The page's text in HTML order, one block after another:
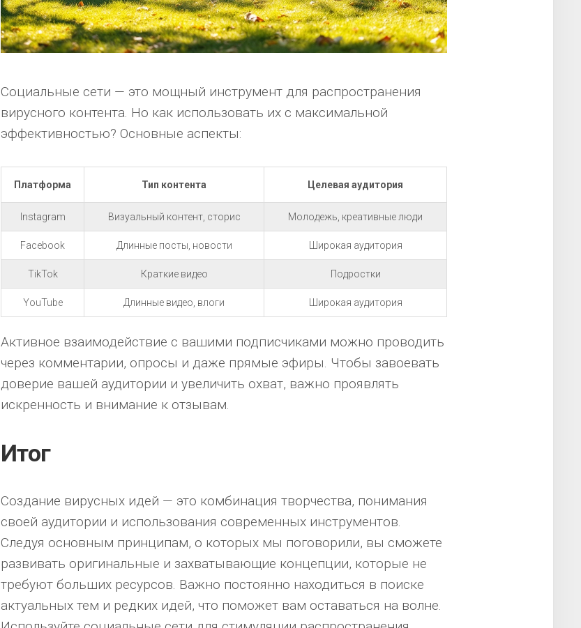
Социальные сети — это мощный инструмент для распространения
вирусного контента. Но как использовать их с максимальной
эффективностью? Основные аспекты:
Платформа Тип контента Целевая аудитория
Instagram Визуальный контент, сторис Молодежь, креативные люди
Facebook Длинные посты, новости Широкая аудитория
TikTok Краткие видео Подростки
YouTube Длинные видео, влоги Широкая аудитория
Активное взаимодействие с вашими подписчиками можно проводить
через комментарии, опросы и даже прямые эфиры. Чтобы завоевать
доверие вашей аудитории и увеличить охват, важно проявлять
искренность и внимание к отзывам.
Итог
Создание вирусных идей — это комбинация творчества, понимания
своей аудитории и использования современных инструментов.
Следуя основным принципам, о которых мы поговорили, вы сможете
развивать оригинальные и захватывающие концепции, которые не
требуют больших ресурсов. Важно постоянно находиться в поиске
актуальных тем и редких идей, что поможет вам оставаться на волне.